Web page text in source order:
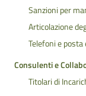
Sanzioni per
Articolazione
Telefoni e
Consulenti e
Titolari di